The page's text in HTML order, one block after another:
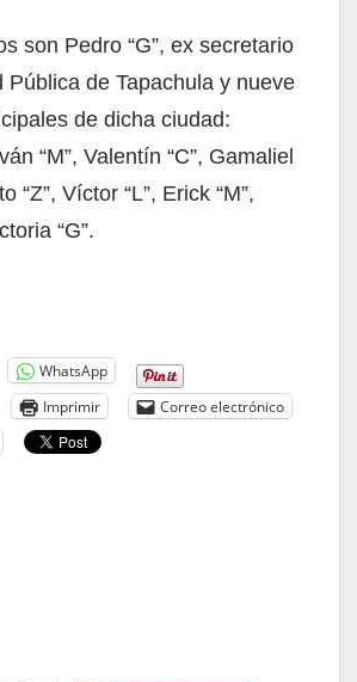
son Pedro “G”, ex secretario
Pública de Tapachula y nueve
de dicha ciudad:
“M”, Valentín “C”, Gamaliel
“Z”, Víctor “L”, Erick “M”,
“G”.
WhatsApp
Imprimir
Correo electrónico